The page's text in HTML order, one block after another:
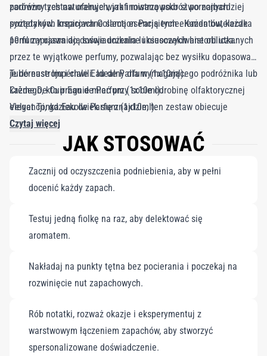
zarówno tych naturalnych, jak i mistrzowsko stworzonych
syntetyków. Inspirowane samą esencją tych elementów, każde
perfumy ujawniają swoje unikalne i nieoczekiwane oblicza.
podróżny zestaw oferuje wyrafinowaną podróż po najbardziej
pożądanych kreacjach Collection Parisienne. Każda buteleczka
10ml zaprasza do doświadczenia luksusowych historii utkanych
przez te wyjątkowe perfumy, pozwalając bez wysiłku dopasować
je do nastroju i chwili. Idealny dla wymagającego podróżnika lub
każdego, kto pragnie mieć przy sobie odrobinę olfaktorycznej
elegancji, gdziekolwiek się znajdzie, ten zestaw obiecuje
nieustanne odkrywanie zmysłowych przyjemności.
Tubéreuse Impériale Eau de Parfum (1x10ml).
Crème De Cuir Eau de Parfum (1x10ml).
Velvet Tonka Eau de Parfum (1x10ml).
Czytaj więcej
JAK STOSOWAĆ
Zacznij od oczyszczenia podniebienia, aby w pełni
docenić każdy zapach.
Testuj jedną fiolkę na raz, aby delektować się
aromatem.
Nakładaj na punkty tętna bez pocierania i poczekaj na
rozwinięcie nut zapachowych.
Rób notatki, rozważ okazje i eksperymentuj z
warstwowym łączeniem zapachów, aby stworzyć
spersonalizowane doświadczenie.